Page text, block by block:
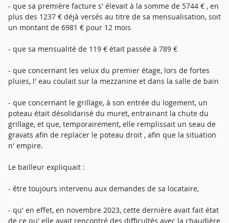
- que sa première facture s' élevait à la somme de 5744 € , en
plus des 1237 € déjà versés au titre de sa mensualisation, soit
un montant de 6981 € pour 12 mois
- que sa mensualité de 119 € était passée à 789 €
- que concernant les velux du premier étage, lors de fortes
pluies, l' eau coulait sur la mezzanine et dans la salle de bain
- que concernant le grillage, à son entrée du logement, un
poteau était désolidarisé du muret, entrainant la chute du
grillage, et que, temporairement, elle remplissait un seau de
gravats afin de replacer le poteau droit , afin que la situation
n' empire.
Le bailleur expliquait :
- être toujours intervenu aux demandes de sa locataire,
- qu' en effet, en novembre 2023, cette dernière avait fait état
de ce qu' elle avait rencontré des difficultés avec la chaudière